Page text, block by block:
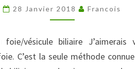
28 Janvier 2018 Francois
vésicule biliaire
C’est la seule méthode